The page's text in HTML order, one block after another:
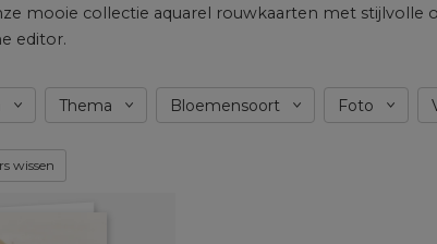
mooie collectie aquarel rouwkaarten met stijlvolle
editor.
Thema Bloemensoort Foto
wissen